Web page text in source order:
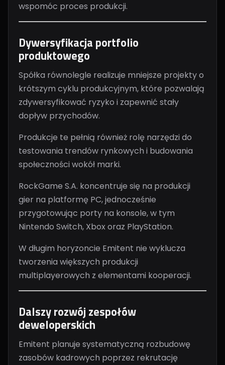
wspomóc proces produkcji.
Dywersyfikacja portfolio
produktowego
Spółka równolegle realizuje mniejsze projekty o
krótszym cyklu produkcyjnym, które pozwalają
zdywersyfikować ryzyko i zapewnić stały
dopływ przychodów.
Produkcje te pełnią również rolę narzędzi do
testowania trendów rynkowych i budowania
społeczności wokół marki.
RockGame S.A. koncentruje się na produkcji
gier na platformę PC, jednocześnie
przygotowując porty na konsole, w tym
Nintendo Switch, Xbox oraz PlayStation.
W długim horyzoncie Emitent nie wyklucza
tworzenia większych produkcji
multiplayerowych z elementami kooperacji.
Dalszy rozwój zespołów
deweloperskich
Emitent planuje systematyczną rozbudowę
zasobów kadrowych poprzez rekrutację